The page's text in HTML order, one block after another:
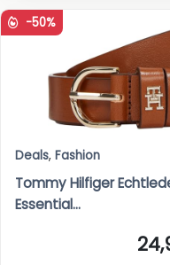
-50%
Deals, Fashion
Tommy Hilfiger
Essential...